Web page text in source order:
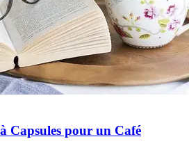
Capsules pour un Café